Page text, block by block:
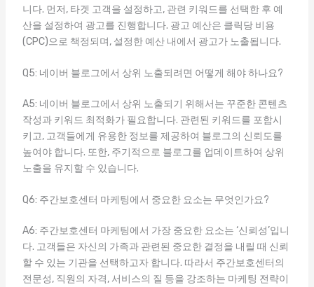
니다. 먼저, 타겟 고객을 설정하고, 관련 키워드를 선택한 후 예
산을 설정하여 광고를 진행합니다. 광고 예산은 클릭당 비용
(CPC)으로 책정되며, 설정한 예산 내에서 광고가 노출됩니다.
Q5: 네이버 블로그에서 상위 노출되려면 어떻게 해야 하나요?
A5: 네이버 블로그에서 상위 노출되기 위해서는 꾸준한 콘텐츠
작성과 키워드 최적화가 필요합니다. 관련된 키워드를 포함시
키고, 고객들에게 유용한 정보를 제공하여 블로그의 신뢰도를
높여야 합니다. 또한, 주기적으로 블로그를 업데이트하여 상위
노출을 유지할 수 있습니다.
Q6: 주간보호센터 마케팅에서 중요한 요소는 무엇인가요?
A6: 주간보호센터 마케팅에서 가장 중요한 요소는 ‘신뢰성’입니
다. 고객들은 자신의 가족과 관련된 중요한 결정을 내릴 때 신뢰
할 수 있는 기관을 선택하고자 합니다. 따라서 주간보호센터의
전문성, 직원의 자격, 서비스의 질 등을 강조하는 마케팅 전략이